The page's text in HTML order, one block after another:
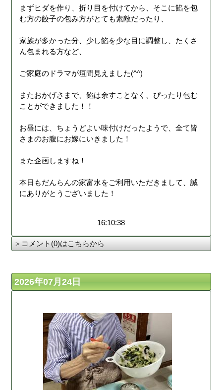
まずヒダを作り、折り目を付けてから、そこに餡を包
む方の餃子の包み方がとても素敵だったり、
家族が多かった分、少し餡を少な目に調整し、たくさ
ん包まれる方など、
ご家庭のドラマが垣間見えました(^^)
またおかげさまで、餡は余すことなく、ぴったり包む
ことができました！！
お昼には、ちょうどよい味付けだったようで、全て皆
さまのお腹にお嫁にいきました！
また企画しますね！
本日もだんらんの家富水をご利用いただきまして、誠
にありがとうございました！
16:10:38
＞コメント(0)はこちらから
2026年07月24日